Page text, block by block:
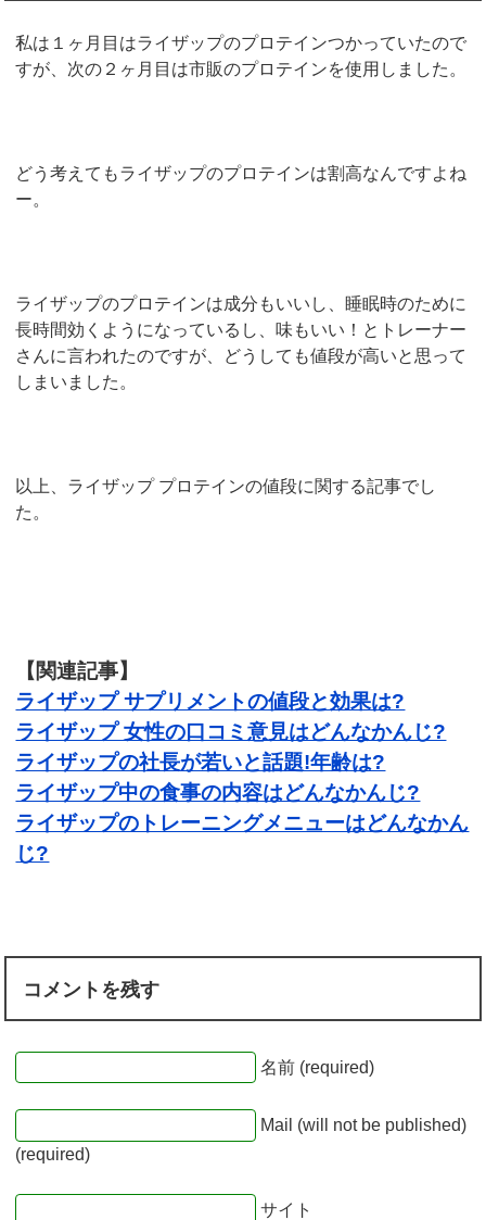
私は１ヶ月目はライザップのプロテインつかっていたので
すが、次の２ヶ月目は市販のプロテインを使用しました。
どう考えてもライザップのプロテインは割高なんですよね
ー。
ライザップのプロテインは成分もいいし、睡眠時のために
長時間効くようになっているし、味もいい！とトレーナー
さんに言われたのですが、どうしても値段が高いと思って
しまいました。
以上、ライザップ プロテインの値段に関する記事でし
た。
【関連記事】
ライザップ サプリメントの値段と効果は?
ライザップ 女性の口コミ意見はどんなかんじ?
ライザップの社長が若いと話題!年齢は?
ライザップ中の食事の内容はどんなかんじ?
ライザップのトレーニングメニューはどんなかん
じ?
コメントを残す
名前 (required)
Mail (will not be published)
(required)
サイト